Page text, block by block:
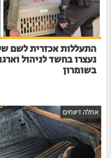
התעללות אכזרית לשם
נעצרו בחשד לניהול
בשומרון
אחלה דיווחים